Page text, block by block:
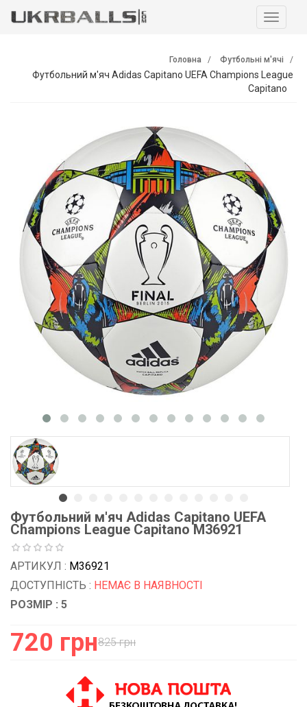
Головна Футбольні м'ячі
Футбольний м'яч Adidas Capitano UEFA Champions League
Capitano
Футбольний м'яч Adidas Capitano UEFA
Champions League Capitano M36921
АРТИКУЛ : M36921
ДОСТУПНІСТЬ : НЕМАЄ В НАЯВНОСТІ
РОЗМІР : 5
720 грн825 грн